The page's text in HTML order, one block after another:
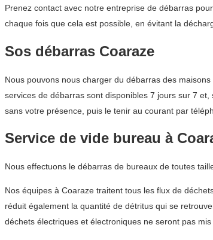
Prenez contact avec notre entreprise de débarras
chaque fois que cela est possible, en évitant la
Sos débarras Coaraze
Nous pouvons nous charger du débarras des
services de débarras sont disponibles 7 jours sur 7
sans votre présence, puis le tenir au courant par
Service de vide bureau à
Nous effectuons le débarras de bureaux de toutes
Nos équipes à Coaraze traitent tous les flux de
réduit également la quantité de détritus qui se
déchets électriques et électroniques ne seront pas